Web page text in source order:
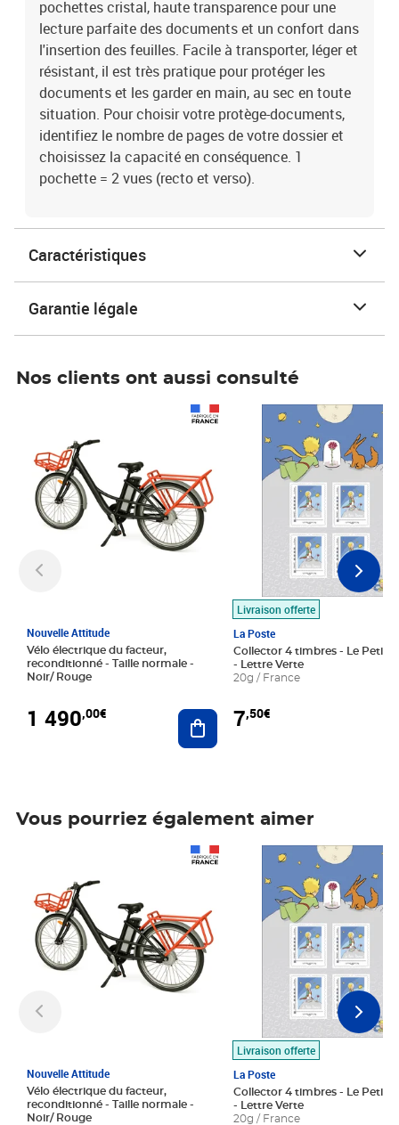
pochettes cristal, haute transparence pour une
lecture parfaite des documents et un confort dans
l'insertion des feuilles. Facile à transporter, léger et
résistant, il est très pratique pour protéger les
documents et les garder en main, au sec en toute
situation. Pour choisir votre protège-documents,
identifiez le nombre de pages de votre dossier et
choisissez la capacité en conséquence. 1
pochette = 2 vues (recto et verso).
Caractéristiques
Garantie légale
Nos clients ont aussi consulté
Nouvelle Attitude
Vélo électrique du facteur,
reconditionné - Taille normale -
Noir/ Rouge
1 490,00€ Ajouter au panier
Livraison offerte
La Poste
Collector 4 timbres - Le Petit
- Lettre Verte
20g / France
7,50€
Prix 7,50€
Vous pourriez également aimer
Nouvelle Attitude
Vélo électrique du facteur,
reconditionné - Taille normale -
Noir/ Rouge
Livraison offerte
La Poste
Collector 4 timbres - Le Petit
- Lettre Verte
20g / France
Prix 7,50€